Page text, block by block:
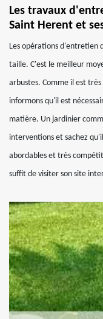
Les travaux
Saint Herent et
Les opérations d'entretien
taille. C'est le meilleur
arbustes. Comme il est
informons qu'il est
matière. Un jardinier
interventions et sachez
abordables et très
suffit de visiter son site